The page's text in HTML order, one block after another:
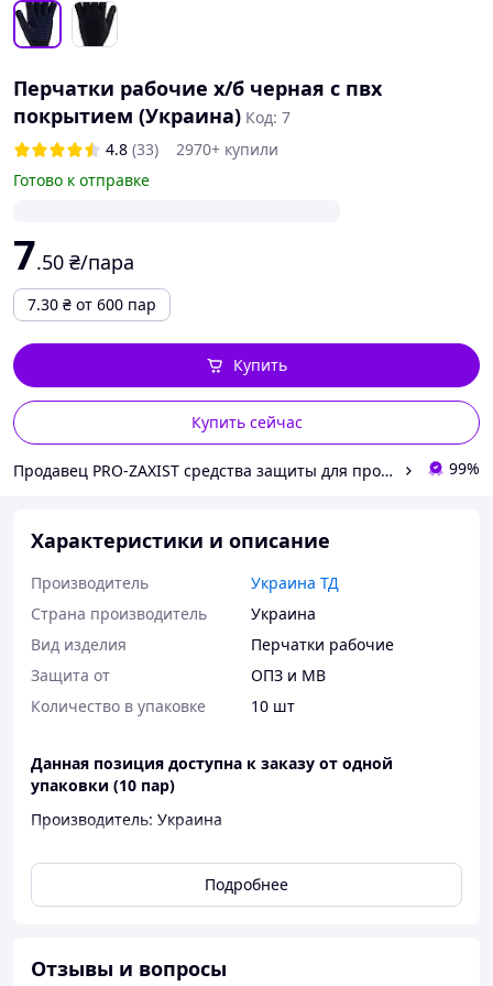
Перчатки рабочие х/б черная с пвх
покрытием (Украина) Код: 7
4.8 (33)
2970+ купили
Готово к отправке
7.50 ₴/пара
7.30 ₴ от 600 пар
Купить сейчас
Купить
Продавец PRO-ZAXIST средства защиты для профессионалов. 99%
Характеристики и описание
Производитель
Украина ТД
Страна производитель
Украина
Вид изделия
Перчатки рабочие
Защита от
ОПЗ и МВ
Количество в упаковке
10 шт
Данная позиция доступна к заказу от одной
упаковки (10 пар)
Производитель: Украина
Материал: полиэстер – 30%, хлопок - 70%
Подробнее
Отзывы и вопросы